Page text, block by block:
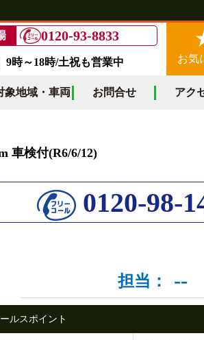
0120-93-8833
9時～18時/土祝も営業中 お気
象地域・車両 お問合せ アク
車検付(R6/6/12)
0120-98-
担当： --
ルスポイント